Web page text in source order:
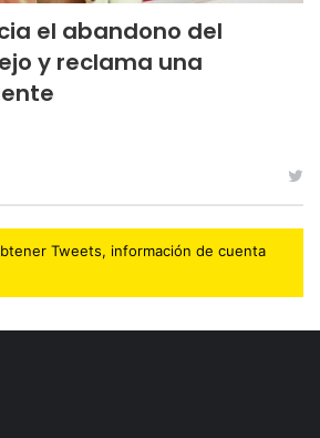
el abandono del
y reclama una
Tweets, información de cuenta